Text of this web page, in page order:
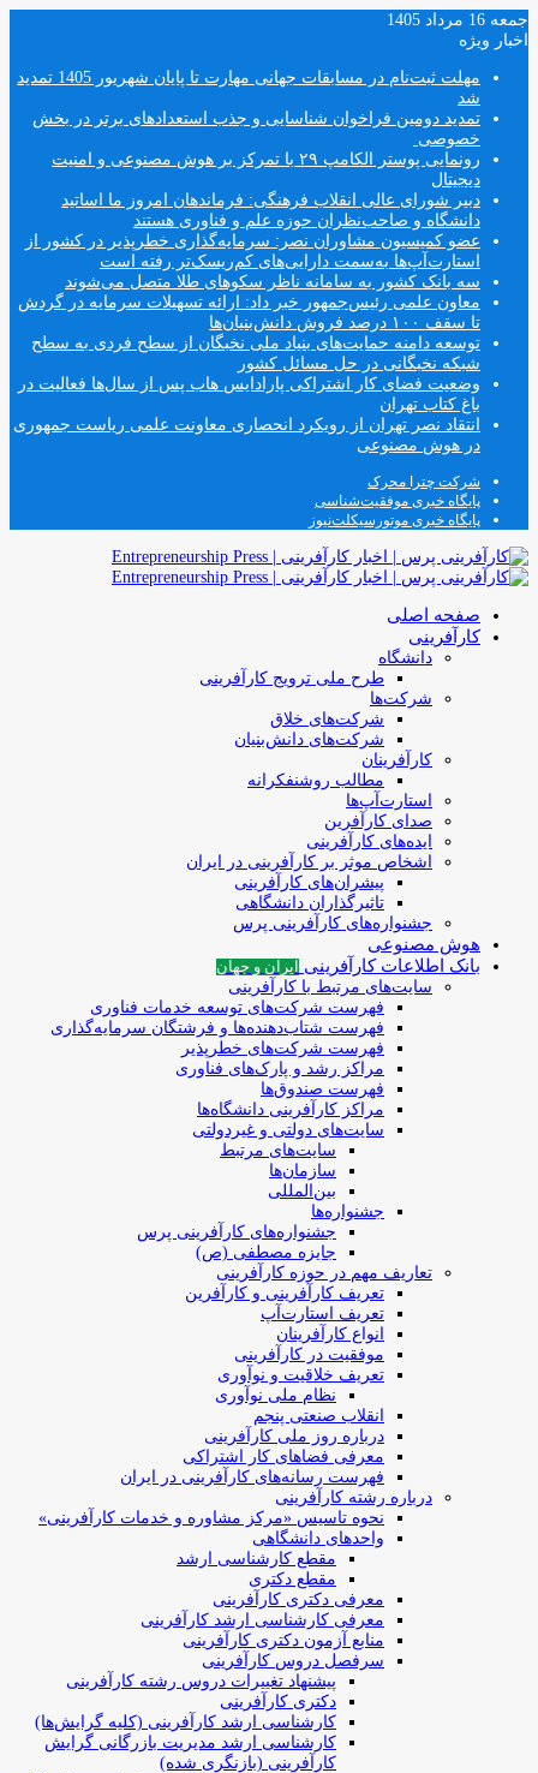
جمعه 16 مرداد 1405
اخبار ویژه
مهلت ثبت‌نام در مسابقات جهانی مهارت تا پایان شهریور 1405 تمدید
شد
تمدید دومین فراخوان شناسایی و جذب استعدادهای برتر در بخش
خصوصی
رونمایی پوستر الکامپ ۲۹ با تمرکز بر هوش مصنوعی و امنیت
دیجیتال
دبیر شورای عالی انقلاب فرهنگی: فرماندهان امروز ما اساتید
دانشگاه و صاحب‌نظران حوزه علم و فناوری هستند
عضو کمیسیون مشاوران نصر: سرمایه‌گذاری خطرپذیر در کشور از
استارت‌آپ‌ها به‌سمت دارایی‌های کم‌ریسک‌تر رفته است
سه بانک کشور به سامانه ناظر سکوهای طلا متصل می‌شوند
معاون علمی رئیس‌جمهور خبر داد: ارائه تسهیلات سرمایه در گردش
تا سقف ۱۰۰ درصد فروش دانش‌بنیان‌ها
توسعه دامنه حمایت‌های بنیاد ملی نخبگان از سطح فردی به سطح
شبکه نخبگانی در حل مسائل کشور
وضعیت فضای کار اشتراکی پارادایس هاب پس از سال‌ها فعالیت در
باغ کتاب تهران
انتقاد نصر تهران از رویکرد انحصاری معاونت علمی ریاست جمهوری
در هوش مصنوعی
شرکت چترا محرک
پایگاه خبری موفقیت‌شناسی
پایگاه خبری موتورسیکلت‌نیوز
صفحه اصلی
کارآفرینی
دانشگاه
طرح ملی ترویج کارآفرینی
شرکت‌ها
شرکت‌های خلاق
شرکت‌های دانش‌بنیان
کارآفرینان
مطالب روشنفکرانه
استارت‌آپ‌ها
صدای کارآفرین
ایده‌های کارآفرینی
اشخاص موثر بر کارآفرینی در ایران
پیشران‌های کارآفرینی
تاثیرگذاران دانشگاهی
جشنواره‌های کارآفرینی‌ پرس
هوش مصنوعی
بانک اطلاعات کارآفرینی
ایران و جهان
سایت‌های مرتبط با کارآفرینی
فهرست شرکت‌های‌‌ توسعه‌ خدمات فناوری
فهرست شتاب‌دهنده‌ها‌ و فرشتگان‌ سرمایه‌گذاری
فهرست شرکت‌های خطرپذیر
مراکز رشد و پارک‌های فناوری
فهرست صندوق‌ها
مراکز کارآفرینی دانشگاه‌ها
سایت‌های دولتی و غیردولتی
سایت‌های مرتبط
سازمان‌ها
بین‌المللی
جشنواره‌ها
جشنواره‌های کارآفرینی‌ پرس
جایزه مصطفی (ص)
تعاریف مهم در حوزه کارآفرینی
تعریف کارآفرینی و کارآفرین
تعریف استارت‌آپ
انواع کارآفرینان
موفقیت در کارآفرینی
تعریف خلاقیت و نوآوری
نظام ملی نوآوری
انقلاب صنعتی پنجم
درباره روز ملی کارآفرینی
معرفی فضاهای کار اشتراکی
فهرست رسانه‌های کارآفرینی در ایران
درباره رشته کارآفرینی
نحوه تاسیس «مرکز مشاوره و خدمات کارآفرینی»
واحدهای دانشگاهی
مقطع کارشناسی ارشد
مقطع دکتری
معرفی دکتری کارآفرینی
معرفی کارشناسی ارشد کارآفرینی
منابع آزمون دکتری کارآفرینی
سرفصل دروس کارآفرینی
پیشنهاد تغییرات دروس رشته کارآفرینی
دکتری کارآفرینی
کارشناسی ارشد کارآفرینی (کلیه گرایش‌ها)
کارشناسی ارشد مدیریت بازرگانی گرایش
کارآفرینی (بازنگری شده)